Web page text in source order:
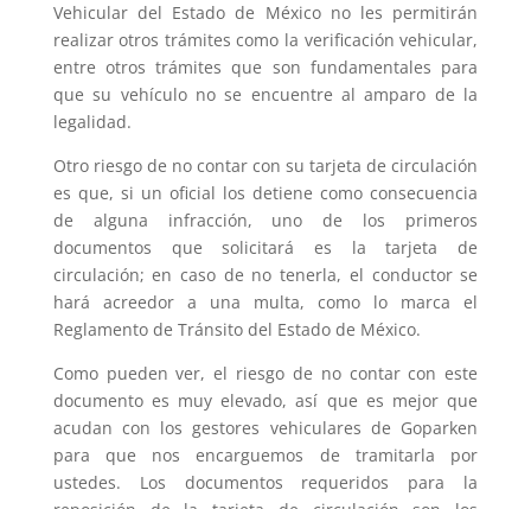
Vehicular del Estado de México no les permitirán
realizar otros trámites como la verificación vehicular,
entre otros trámites que son fundamentales para
que su vehículo no se encuentre al amparo de la
legalidad.
Otro riesgo de no contar con su tarjeta de circulación
es que, si un oficial los detiene como consecuencia
de alguna infracción, uno de los primeros
documentos que solicitará es la tarjeta de
circulación; en caso de no tenerla, el conductor se
hará acreedor a una multa, como lo marca el
Reglamento de Tránsito del Estado de México.
Como pueden ver, el riesgo de no contar con este
documento es muy elevado, así que es mejor que
acudan con los gestores vehiculares de Goparken
para que nos encarguemos de tramitarla por
ustedes. Los documentos requeridos para la